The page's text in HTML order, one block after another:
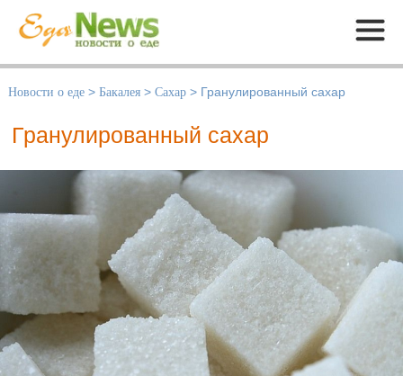
Меню
Новости о еде > Бакалея > Сахар > Гранулированный сахар
Гранулированный сахар